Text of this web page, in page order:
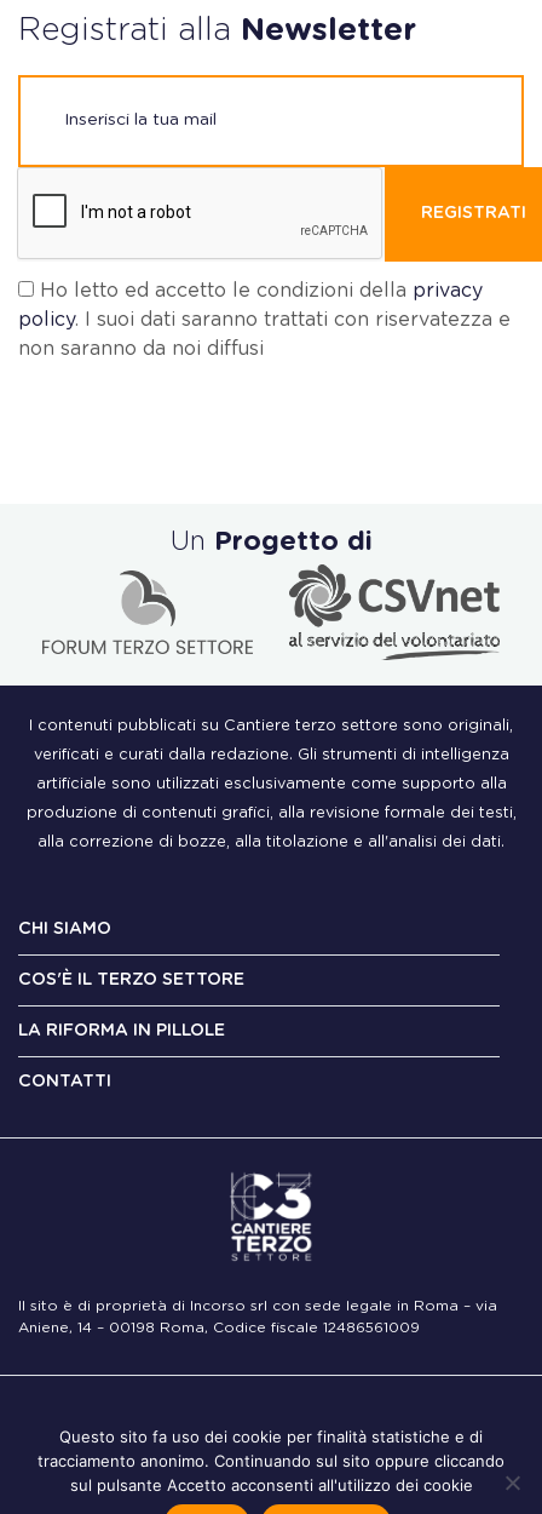
Registrati alla Newsletter
REGISTRATI
Ho letto ed accetto le condizioni della privacy
policy. I suoi dati saranno trattati con riservatezza e
non saranno da noi diffusi
Un Progetto di
I contenuti pubblicati su Cantiere terzo settore sono originali,
verificati e curati dalla redazione. Gli strumenti di intelligenza
artificiale sono utilizzati esclusivamente come supporto alla
produzione di contenuti grafici, alla revisione formale dei testi,
alla correzione di bozze, alla titolazione e all'analisi dei dati.
CHI SIAMO
COS'È IL TERZO SETTORE
LA RIFORMA IN PILLOLE
CONTATTI
Il sito è di proprietà di Incorso srl con sede legale in Roma – via
Aniene, 14 – 00198 Roma, Codice fiscale 12486561009
Legali
Policy
Questo sito fa uso dei cookie per finalità statistiche e di
tracciamento anonimo. Continuando sul sito oppure cliccando
sul pulsante Accetto acconsenti all'utilizzo dei cookie